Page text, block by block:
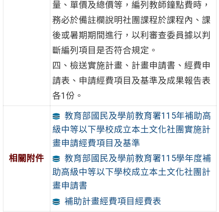
量、單價及總價等，編列教師鐘點費時，
務必於備註欄說明社團課程於課程內、課
後或暑期期間進行，以利審查委員據以判
斷編列項目是否符合規定。
四、檢送實施計畫、計畫申請書、經費申
請表、申請經費項目及基準及成果報告表
各1份。
相關附件
教育部國民及學前教育署115年補助高
級中等以下學校成立本土文化社團實施計
畫申請經費項目及基準
教育部國民及學前教育署115學年度補
助高級中等以下學校成立本土文化社團計
畫申請書
補助計畫經費項目經費表